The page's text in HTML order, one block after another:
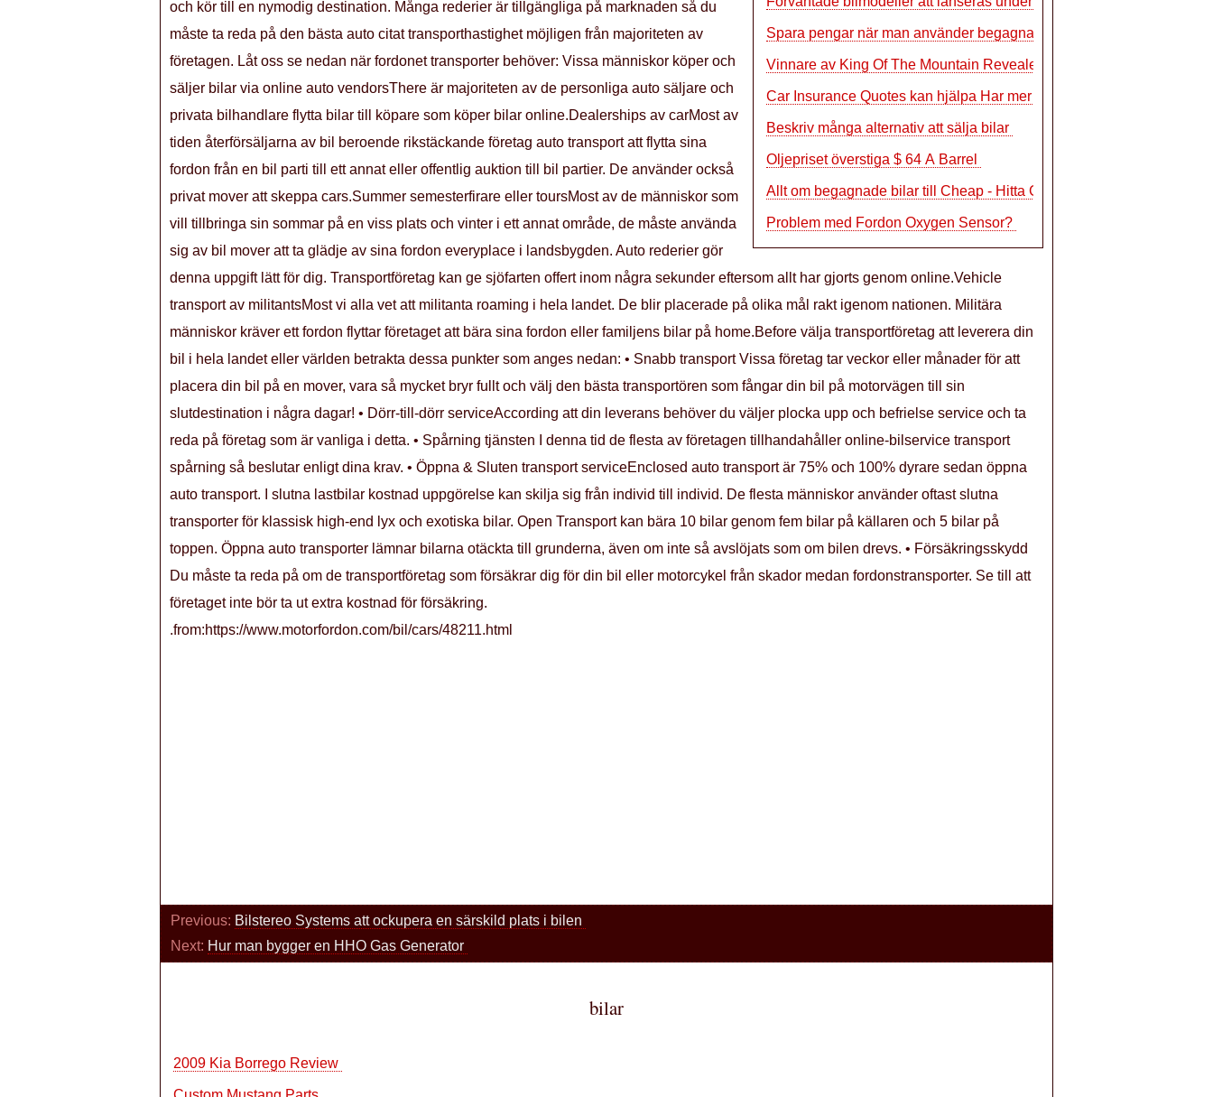
Spara pengar när man använder begagnade bil
Vinnare av King Of The Mountain Revealed
Car Insurance Quotes kan hjälpa Har mer kass
Beskriv många alternativ att sälja bilar
Oljepriset överstiga $ 64 A Barrel
Allt om begagnade bilar till Cheap - Hitta Gi
Problem med Fordon Oxygen Sensor?
och kör till en nymodig destination. Många rederier är tillgängliga på marknaden så du
måste ta reda på den bästa auto citat transporthastighet möjligen från majoriteten av
företagen. Låt oss se nedan när fordonet transporter behöver: Vissa människor köper och
säljer bilar via online auto vendorsThere är majoriteten av de personliga auto säljare och
privata bilhandlare flytta bilar till köpare som köper bilar online.Dealerships av carMost av
tiden återförsäljarna av bil beroende rikstäckande företag auto transport att flytta sina
fordon från en bil parti till ett annat eller offentlig auktion till bil partier. De använder också
privat mover att skeppa cars.Summer semesterfirare eller toursMost av de människor som
vill tillbringa sin sommar på en viss plats och vinter i ett annat område, de måste använda
sig av bil mover att ta glädje av sina fordon everyplace i landsbygden. Auto rederier gör
denna uppgift lätt för dig. Transportföretag kan ge sjöfarten offert inom några sekunder eftersom allt har gjorts genom online.Vehicle
transport av militantsMost vi alla vet att militanta roaming i hela landet. De blir placerade på olika mål rakt igenom nationen. Militära
människor kräver ett fordon flyttar företaget att bära sina fordon eller familjens bilar på home.Before välja transportföretag att leverera din
bil i hela landet eller världen betrakta dessa punkter som anges nedan: • Snabb transport Vissa företag tar veckor eller månader för att
placera din bil på en mover, vara så mycket bryr fullt och välj den bästa transportören som fångar din bil på motorvägen till sin
slutdestination i några dagar! • Dörr-till-dörr serviceAccording att din leverans behöver du väljer plocka upp och befrielse service och ta
reda på företag som är vanliga i detta. • Spårning tjänsten I denna tid de flesta av företagen tillhandahåller online-bilservice transport
spårning så beslutar enligt dina krav. • Öppna & Sluten transport serviceEnclosed auto transport är 75% och 100% dyrare sedan öppna
auto transport. I slutna lastbilar kostnad uppgörelse kan skilja sig från individ till individ. De flesta människor använder oftast slutna
transporter för klassisk high-end lyx och exotiska bilar. Open Transport kan bära 10 bilar genom fem bilar på källaren och 5 bilar på
toppen. Öppna auto transporter lämnar bilarna otäckta till grunderna, även om inte så avslöjats som om bilen drevs. • Försäkringsskydd
Du måste ta reda på om de transportföretag som försäkrar dig för din bil eller motorcykel från skador medan fordonstransporter. Se till att
företaget inte bör ta ut extra kostnad för försäkring.
.from:https://www.motorfordon.com/bil/cars/48211.html
Previous: Bilstereo Systems att ockupera en särskild plats i bilen
Next: Hur man bygger en HHO Gas Generator
bilar
2009 Kia Borrego Review